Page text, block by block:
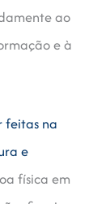
ao
e à
feitas na
e
física em